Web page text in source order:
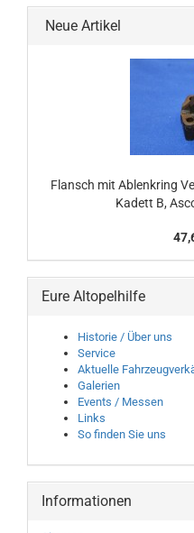
Neue Artikel
Flansch mit Ablenkring
Kadett B,
Eure Altopelhilfe
Historie / Über uns
Service
Aktuelle
Galerien
Events / Messen
Links
So finden Sie uns
Informationen